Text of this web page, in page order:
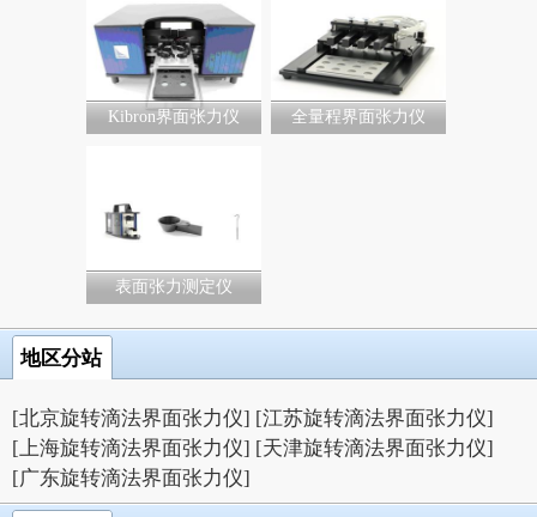
Kibron界面张力仪 全量程界面张力仪
表面张力测定仪
地区分站
[北京旋转滴法界面张力仪] [江苏旋转滴法界面张力仪]
[上海旋转滴法界面张力仪] [天津旋转滴法界面张力仪]
[广东旋转滴法界面张力仪]